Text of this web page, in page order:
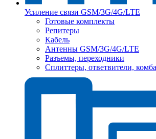
Усиление связи GSM/3G/4G/LTE
Готовые комплекты
Репитеры
Кабель
Антенны GSM/3G/4G/LTE
Разъемы, переходники
Сплиттеры, ответвители,